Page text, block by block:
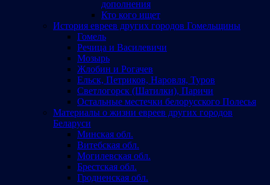
дополнения
Кто кого ищет
История евреев других городов Гомельщины
Гомель
Речица и Василевичи
Мозырь
Жлобин и Рогачев
Ельск, Петриков, Наровля, Туров
Светлогорск (Шатилки), Паричи
Остальные местечки белорусского Полесья
Материалы о жизни евреев других городов
Беларуси
Минская обл.
Витебская обл.
Могилевская обл.
Брестская обл.
Гродненская обл.